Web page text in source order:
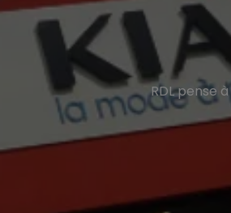
RDL pense